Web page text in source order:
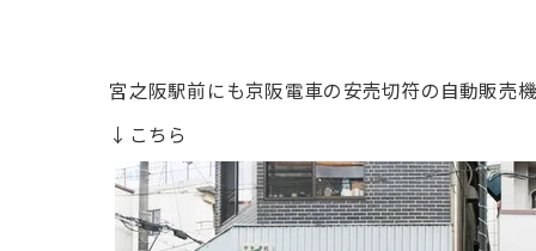
宮之阪駅前にも京阪電車の安売切符の自動販売
↓こちら